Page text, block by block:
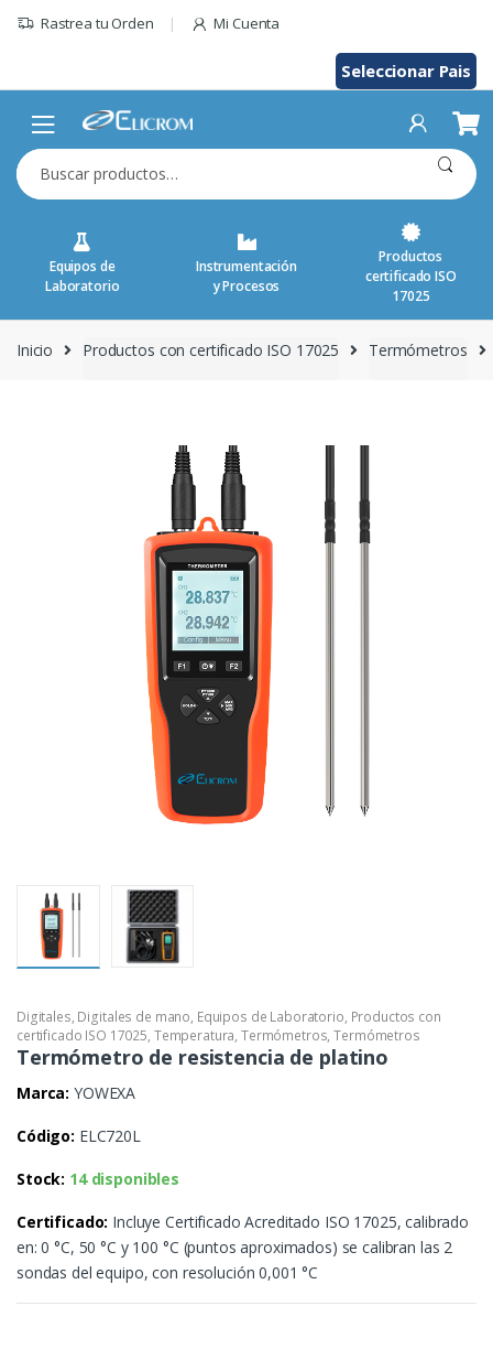
Rastrea tu Orden Mi Cuenta
Seleccionar Pais
Buscar
por:
Equipos de
Laboratorio
Instrumentación
y Procesos
Productos
certificado ISO
17025
Inicio Productos con certificado ISO 17025 Termómetros
Digitales, Digitales de mano, Equipos de Laboratorio, Productos con
certificado ISO 17025, Temperatura, Termómetros,Termómetros
Termómetro de resistencia de platino
Marca: YOWEXA
Código: ELC720L
Stock: 14 disponibles
Certificado: Incluye Certificado Acreditado ISO 17025, calibrado
en: 0 °C, 50 °C y 100 °C (puntos aproximados) se calibran las 2
sondas del equipo, con resolución 0,001 °C